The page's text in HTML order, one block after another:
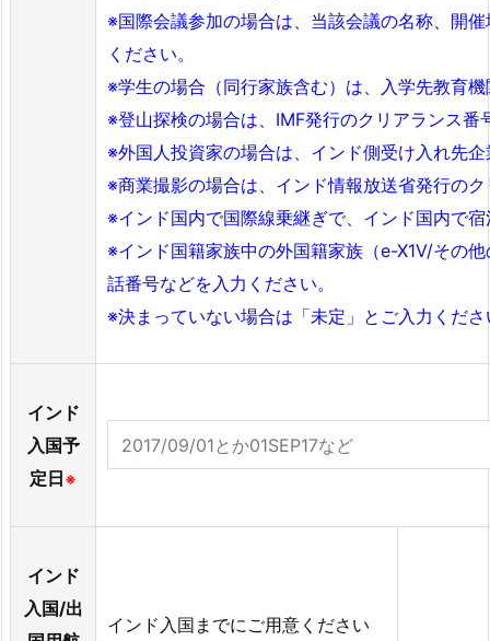
※国際会議参加の場合は、当該会議の名称、開
ください。
※学生の場合（同行家族含む）は、入学先教育
※登山探検の場合は、IMF発行のクリアランス
※外国人投資家の場合は、インド側受け入れ先
※商業撮影の場合は、インド情報放送省発行の
※インド国内で国際線乗継ぎで、インド国内で
※インド国籍家族中の外国籍家族（e-X1V/その
話番号などを入力ください。
※決まっていない場合は「未定」とご入力くだ
インド
入国予
定日※
インド
入国/出
インド入国までにご用意ください